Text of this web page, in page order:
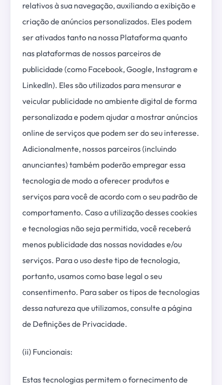
relativos à sua navegação, auxiliando a exibição e
criação de anúncios personalizados. Eles podem
ser ativados tanto na nossa Plataforma quanto
nas plataformas de nossos parceiros de
publicidade (como Facebook, Google, Instagram e
LinkedIn). Eles são utilizados para mensurar e
veicular publicidade no ambiente digital de forma
personalizada e podem ajudar a mostrar anúncios
online de serviços que podem ser do seu interesse.
Adicionalmente, nossos parceiros (incluindo
anunciantes) também poderão empregar essa
tecnologia de modo a oferecer produtos e
serviços para você de acordo com o seu padrão de
comportamento. Caso a utilização desses cookies
e tecnologias não seja permitida, você receberá
menos publicidade das nossas novidades e/ou
serviços. Para o uso deste tipo de tecnologia,
portanto, usamos como base legal o seu
consentimento. Para saber os tipos de tecnologias
dessa natureza que utilizamos, consulte a página
de Definições de Privacidade.
(ii) Funcionais:
Estas tecnologias permitem o fornecimento de